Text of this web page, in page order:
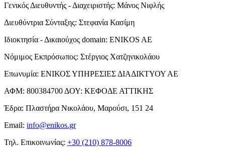
Γενικός Διευθυντής - Διαχειριστής: Μάνος Νιφλής
Διευθύντρια Σύνταξης: Στεφανία Κασίμη
Ιδιοκτησία - Δικαιούχος domain: ENIKOS AE
Νόμιμος Εκπρόσωπος: Στέργιος Χατζηνικολάου
Επωνυμία: ΕΝΙΚΟΣ ΥΠΗΡΕΣΙΕΣ ΔΙΑΔΙΚΤΥΟΥ ΑΕ
ΑΦΜ: 800384700 ΔΟΥ: ΚΕΦΟΔΕ ΑΤΤΙΚΗΣ
Έδρα: Πλαστήρα Νικολάου, Μαρούσι, 151 24
Email: info@enikos.gr
Τηλ. Επικοινωνίας: +30 (210) 878-8006